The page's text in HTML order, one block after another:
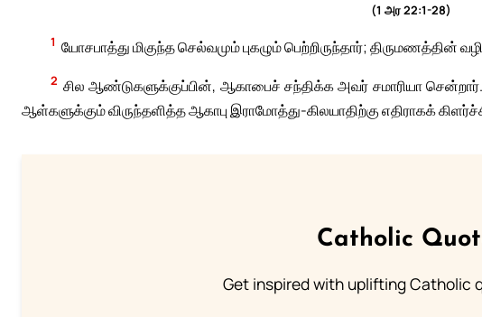
(1 அர 22:1-28)
1 யோசபாத்து மிகுந்த செல்வமும் புகழும் பெற்றிருந்தார்; திருமணத்தின்
2 சில ஆண்டுகளுக்குப்பின், ஆகாபைச் சந்திக்க அவர் சமாரியா
ஆள்களுக்கும் விருந்தளித்த ஆகாபு இராமோத்து-கிலயாதிற்கு எதிராகக்
Catholic
Get inspired with uplifting Catholic